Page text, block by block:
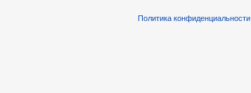
Политика конфиденциальности